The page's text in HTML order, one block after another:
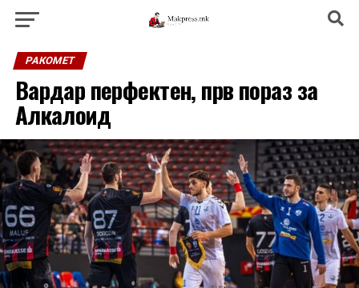
РАКОМЕТ
Вардар перфектен, прв пораз за
Алкалоид